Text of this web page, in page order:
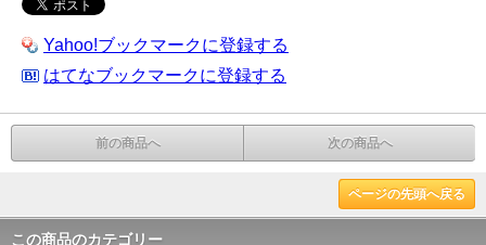
Yahoo!ブックマークに登録する
はてなブックマークに登録する
前の商品へ 次の商品へ
ページの先頭へ戻る
この商品のカテゴリー